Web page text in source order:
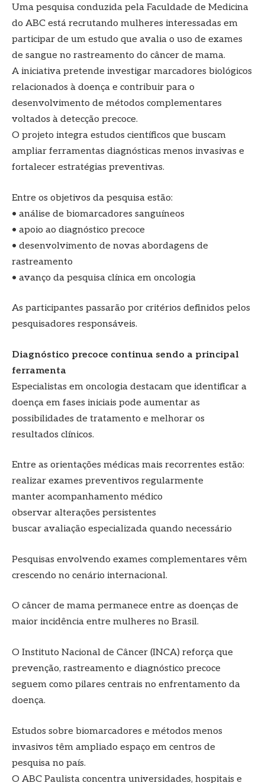
Uma pesquisa conduzida pela Faculdade de Medicina
do ABC está recrutando mulheres interessadas em
participar de um estudo que avalia o uso de exames
de sangue no rastreamento do câncer de mama.
A iniciativa pretende investigar marcadores biológicos
relacionados à doença e contribuir para o
desenvolvimento de métodos complementares
voltados à detecção precoce.
O projeto integra estudos científicos que buscam
ampliar ferramentas diagnósticas menos invasivas e
fortalecer estratégias preventivas.
Entre os objetivos da pesquisa estão:
• análise de biomarcadores sanguíneos
• apoio ao diagnóstico precoce
• desenvolvimento de novas abordagens de
rastreamento
• avanço da pesquisa clínica em oncologia
As participantes passarão por critérios definidos pelos
pesquisadores responsáveis.
Diagnóstico precoce continua sendo a principal
ferramenta
Especialistas em oncologia destacam que identificar a
doença em fases iniciais pode aumentar as
possibilidades de tratamento e melhorar os
resultados clínicos.
Entre as orientações médicas mais recorrentes estão:
realizar exames preventivos regularmente
manter acompanhamento médico
observar alterações persistentes
buscar avaliação especializada quando necessário
Pesquisas envolvendo exames complementares vêm
crescendo no cenário internacional.
O câncer de mama permanece entre as doenças de
maior incidência entre mulheres no Brasil.
O Instituto Nacional de Câncer (INCA) reforça que
prevenção, rastreamento e diagnóstico precoce
seguem como pilares centrais no enfrentamento da
doença.
Estudos sobre biomarcadores e métodos menos
invasivos têm ampliado espaço em centros de
pesquisa no país.
O ABC Paulista concentra universidades, hospitais e